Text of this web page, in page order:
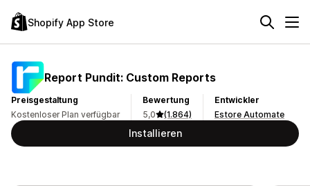
Shopify App Store
Report Pundit: Custom Reports
Preisgestaltung
Kostenloser Plan verfügbar
Bewertung
5,0
(1.864)
Entwickler
Estore Automate
Installieren